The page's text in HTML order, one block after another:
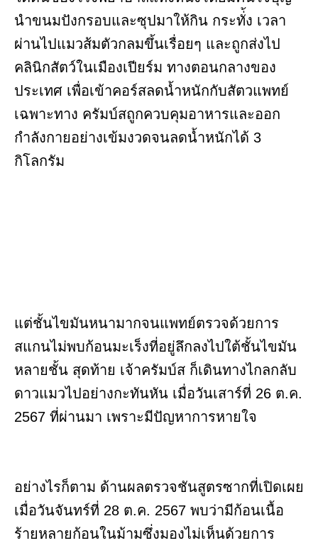
นำขนมปังกรอบและซุปมาให้กิน กระทั่้ง เวลา
ผ่านไปแมวส้มตัวกลมขึ้นเรื่อยๆ และถูกส่งไป
คลินิกสัตว์ในเมืองเปียร์ม ทางตอนกลางของ
ประเทศ เพื่อเข้าคอร์สลดน้ำหนักกับสัตวแพทย์
เฉพาะทาง ครัมบ์สถูกควบคุมอาหารและออก
กำลังกายอย่างเข้มงวดจนลดน้ำหนักได้ 3
กิโลกรัม
แต่ชั้นไขมันหนามากจนแพทย์ตรวจด้วยการ
สแกนไม่พบก้อนมะเร็งที่อยู่ลึกลงไปใต้ชั้นไขมัน
หลายชั้น สุดท้าย เจ้าครัมบ์ส ก็เดินทางไกลกลับ
ดาวแมวไปอย่างกะทันหัน เมื่อวันเสาร์ที่ 26 ต.ค.
2567 ที่ผ่านมา เพราะมีปัญหาการหายใจ
อย่างไรก็ตาม ด้านผลตรวจชันสูตรซากที่เปิดเผย
เมื่อวันจันทร์ที่ 28 ต.ค. 2567 พบว่ามีก้อนเนื้อ
ร้ายหลายก้อนในม้ามซึ่งมองไม่เห็นด้วยการ